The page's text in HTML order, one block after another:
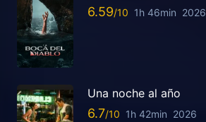
6.59 1h 46min 2026
Una noche al año
6.7 1h 42min 2026